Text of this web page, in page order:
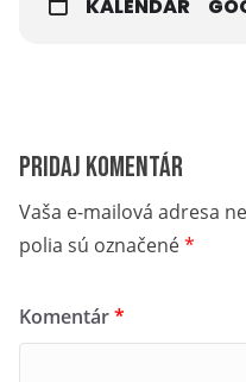
KALENDÁR
Pridaj komentár
Vaša e-mailová adresa
polia sú označené*
Komentár*